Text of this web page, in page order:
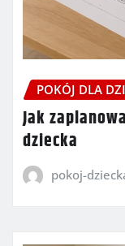
POKÓJ DLA
Jak
dziecka
pokoj-